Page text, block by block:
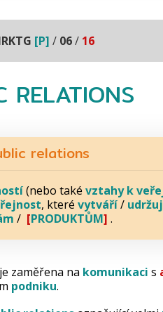
[P] / 06/ 16
RELATIONS
relations
(nebo také vztahy k
, které vytváří/
/ [PRODUKTŮM] .
zaměřena na komunikaci s
podniku.